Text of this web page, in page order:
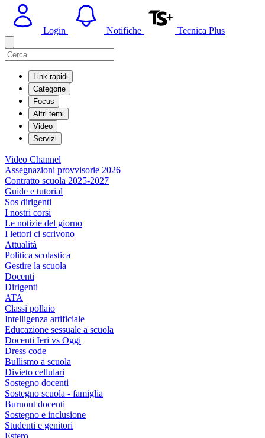
Login Notifiche Tecnica Plus
Link rapidi
Categorie
Focus
Altri temi
Video
Servizi
Video Channel
Assegnazioni provvisorie 2026
Contratto scuola 2025-2027
Guide e tutorial
Sos dirigenti
I nostri corsi
Le notizie del giorno
I lettori ci scrivono
Attualità
Politica scolastica
Gestire la scuola
Docenti
Dirigenti
ATA
Classi pollaio
Intelligenza artificiale
Educazione sessuale a scuola
Docenti Ieri vs Oggi
Dress code
Bullismo a scuola
Divieto cellulari
Sostegno docenti
Sostegno scuola - famiglia
Burnout docenti
Sostegno e inclusione
Studenti e genitori
Estero